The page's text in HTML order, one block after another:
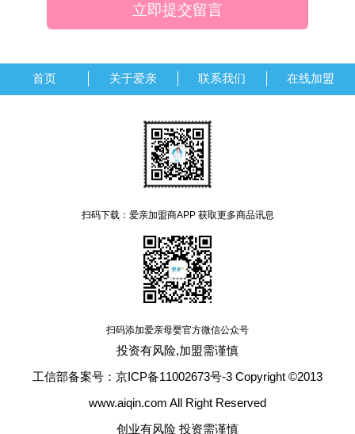
立即提交留言
首页 关于爱亲 联系我们 在线加盟
扫码下载：爱亲加盟商APP 获取更多商品讯息
扫码添加爱亲母婴官方微信公众号
投资有风险,加盟需谨慎
工信部备案号：京ICP备11002673号-3 Copyright ©2013
www.aiqin.com All Right Reserved
创业有风险 投资需谨慎